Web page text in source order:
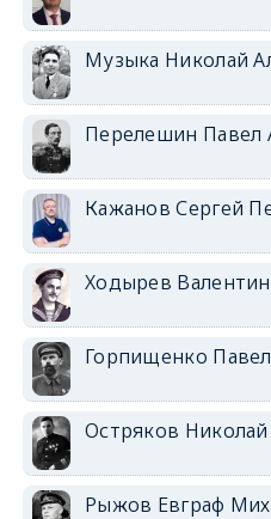
Музыка Николай
Перелешин Павел
Кажанов Сергей
Ходырев
Горпищенко
Остряков
Рыжов Евграф